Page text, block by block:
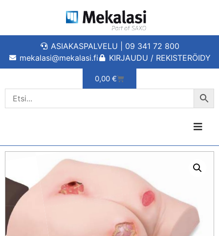
ASIAKASPALVELU | 09 341 72 800
mekalasi@mekalasi.fi
KIRJAUDU / REKISTERÖIDY
0,00 €